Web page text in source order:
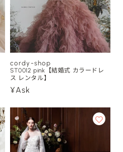
販
売
cordy-shop
ST0012 pink【結婚式 カラードレ
ス レンタル】
通
格
¥Ask